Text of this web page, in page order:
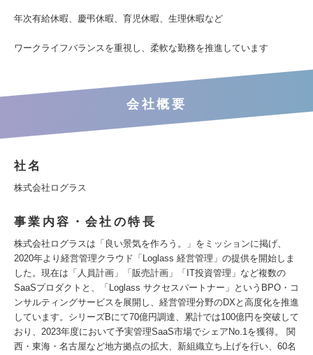
年次有給休暇、慶弔休暇、育児休暇、生理休暇など
ワークライフバランスを重視し、柔軟な勤務を推進しています
会社概要
社名
株式会社ログラス
事業内容・会社の特長
株式会社ログラスは「良い景気を作ろう。」をミッションに掲げ、
2020年より経営管理クラウド「Loglass 経営管理」の提供を開始しま
した。現在は「人員計画」「販売計画」「IT投資管理」など複数の
SaaSプロダクトと、「Loglass サクセスパートナー」というBPO・コ
ンサルティングサービスを展開し、経営管理分野のDXと高度化を推進
しています。シリーズBにて70億円調達、累計では100億円を突破して
おり、2023年度において予実管理SaaS市場でシェアNo.1を獲得。 関
西・東海・名古屋など地方拠点の拡大、新組織立ち上げを行い、60名